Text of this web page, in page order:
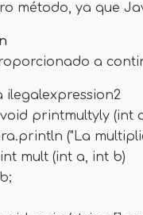
método, ya que
a
ilegalexpression2
printmultyly (int
("La
mult (int a, int b)